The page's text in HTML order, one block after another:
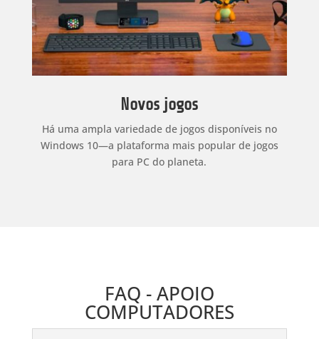
Novos jogos
Há uma ampla variedade de jogos disponíveis no
Windows 10—a plataforma mais popular de jogos
para PC do planeta.
FAQ - APOIO
COMPUTADORES